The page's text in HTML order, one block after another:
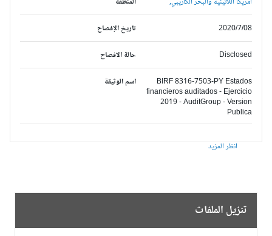
تاريخ الإفصاح 2020/7/08
حالة الافصاح Disclosed
اسم الوثيقة
BIRF 8316-7503-PY Estados
financieros auditados - Ejercicio
2019 - AuditGroup - Version
Publica
انظر المزيد
تنزيل الملفات